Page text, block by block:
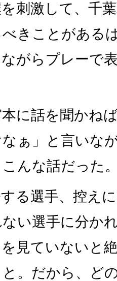
刺激して、千
きことがある
がらプレーで
に話を聞かね
ぁ」と言いな
んな話だった
する選手、控え
い選手に分か
見ていないと
。だから、ど